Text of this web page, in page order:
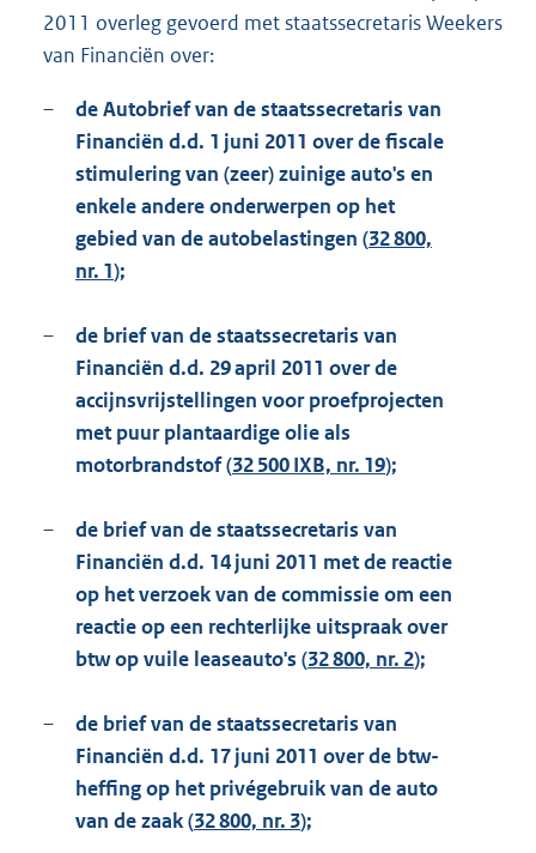
2011 overleg gevoerd met staatssecretaris Weekers
van Financiën over:
–
de Autobrief van de staatssecretaris van
Financiën d.d. 1 juni 2011 over de fiscale
stimulering van (zeer) zuinige auto's en
enkele andere onderwerpen op het
gebied van de autobelastingen (32 800,
nr. 1);
–
de brief van de staatssecretaris van
Financiën d.d. 29 april 2011 over de
accijnsvrijstellingen voor proefprojecten
met puur plantaardige olie als
motorbrandstof (32 500 IXB, nr. 19);
–
de brief van de staatssecretaris van
Financiën d.d. 14 juni 2011 met de reactie
op het verzoek van de commissie om een
reactie op een rechterlijke uitspraak over
btw op vuile leaseauto's (32 800, nr. 2);
–
de brief van de staatssecretaris van
Financiën d.d. 17 juni 2011 over de btw-
heffing op het privégebruik van de auto
van de zaak (32 800, nr. 3);